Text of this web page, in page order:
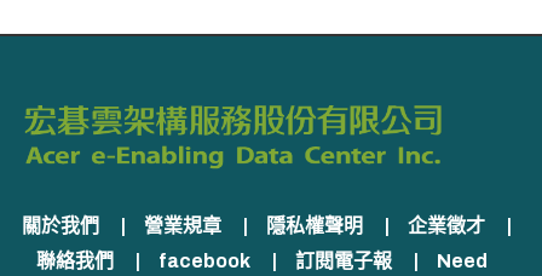
關於我們 營業規章 隱私權聲明 企業徵才
聯絡我們
facebook 訂閱電子報
Need